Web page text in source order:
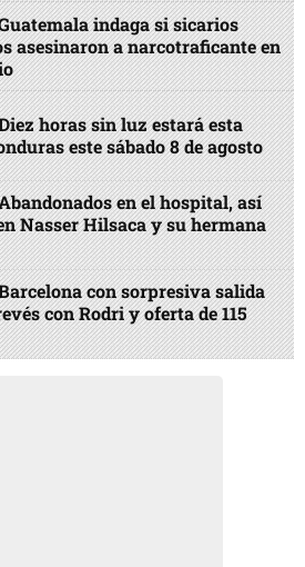
indaga si sicarios
asesinaron a narcotraficante en
horas sin luz estará esta
este sábado 8 de agosto
en el hospital, así
Nasser Hilsaca y su hermana
con sorpresiva salida
con Rodri y oferta de 115